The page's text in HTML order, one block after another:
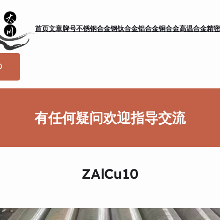
首页文章牌号不锈钢合金钢钛合金铝合金铜合金高温合金精
有任何疑问欢迎指导交流
ZAlCu10